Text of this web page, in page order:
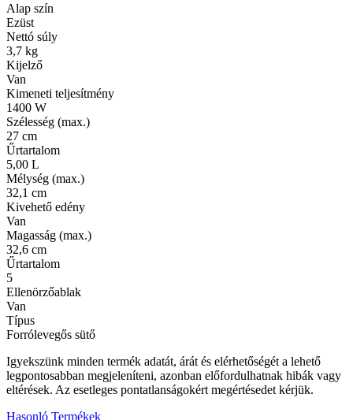
Alap szín
Ezüst
Nettó súly
3,7 kg
Kijelző
Van
Kimeneti teljesítmény
1400 W
Szélesség (max.)
27 cm
Űrtartalom
5,00 L
Mélység (max.)
32,1 cm
Kivehető edény
Van
Magasság (max.)
32,6 cm
Űrtartalom
5
Ellenörzőablak
Van
Típus
Forrólevegős sütő
Igyekszünk minden termék adatát, árát és elérhetőségét a lehető
legpontosabban megjeleníteni, azonban előfordulhatnak hibák vagy
eltérések. Az esetleges pontatlanságokért megértésedet kérjük.
Hasonló Termékek